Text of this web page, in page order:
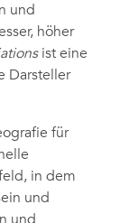
und
höher
ist eine
Darsteller
für
in dem
und